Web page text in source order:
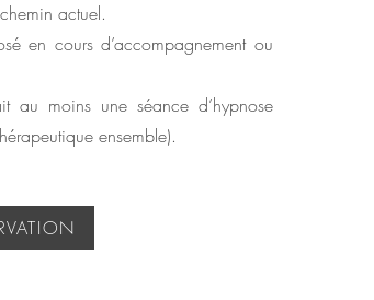
actuel.
en cours d’accompagnement ou
au moins une séance d’hypnose
ensemble).